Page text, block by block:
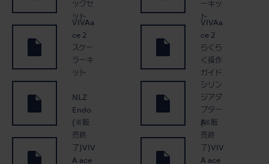
ックセ
ット
ーキッ
ト
VIVAa
ce 2
スケー
ラーキ
ット
VIVAa
ce 2
らくら
く操作
ガイド
NLZ
Endo
シリン
ジアダ
プター
A
(※販
売終
了)VIV
A ace
(※販
売終
了)VIV
A ace